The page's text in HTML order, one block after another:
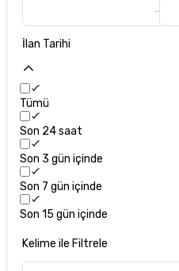
İlan Tarihi
Tümü
Son 24 saat
Son 3 gün içinde
Son 7 gün içinde
Son 15 gün içinde
Kelime ile Filtrele